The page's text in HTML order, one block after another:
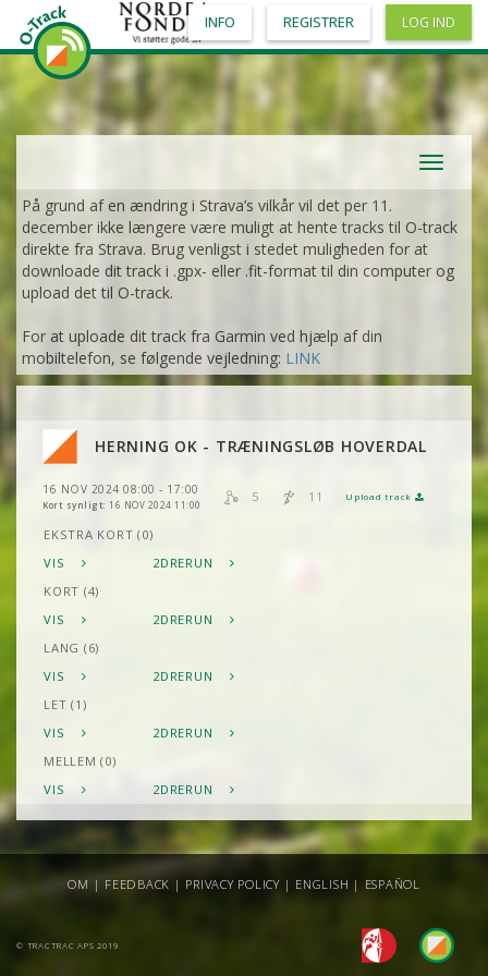
Toggle
På grund af en ændring i Strava’s vilkår vil det per 11.
december ikke længere være muligt at hente tracks til O-track
direkte fra Strava. Brug venligst i stedet muligheden for at
downloade dit track i .gpx- eller .fit-format til din computer og
upload det til O-track.
For at uploade dit track fra Garmin ved hjælp af din
mobiltelefon, se følgende vejledning: LINK
HERNING OK - TRÆNINGSLØB HOVERDAL
16 NOV 2024 08:00 - 17:00
Kort synligt: 16 NOV 2024 11:00
5 11 Upload track
EKSTRA KORT (0)
VIS
2DRERUN
KORT (4)
VIS
2DRERUN
LANG (6)
VIS
2DRERUN
LET (1)
VIS
2DRERUN
MELLEM (0)
VIS
2DRERUN
INFO REGISTRER LOG IND
© TRACTRAC APS 2019
OM | FEEDBACK | PRIVACY POLICY| ENGLISH | ESPAÑOL